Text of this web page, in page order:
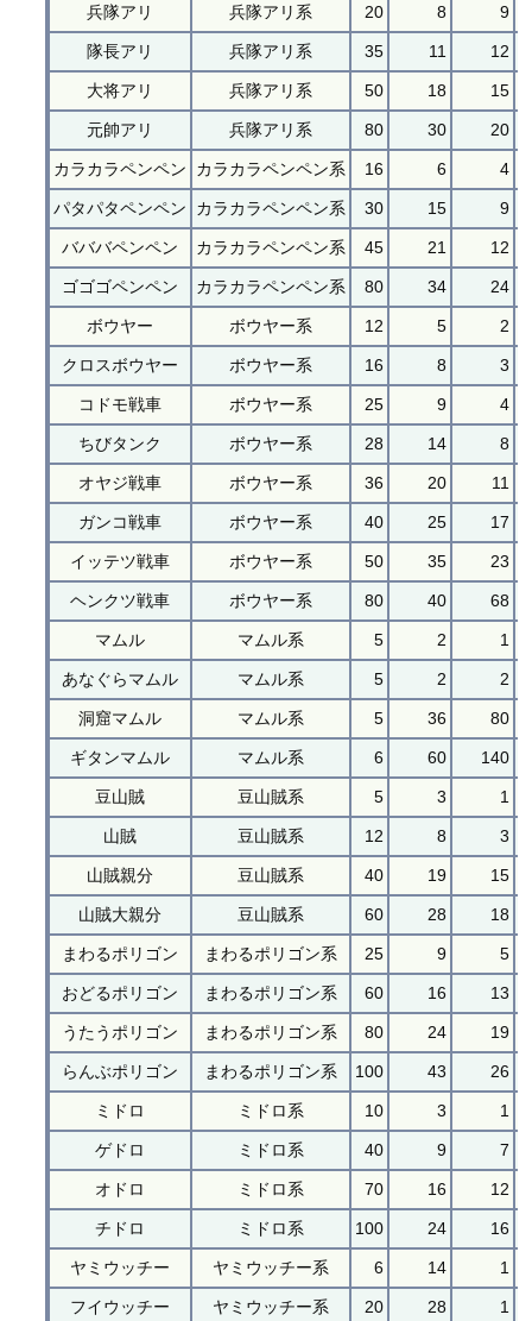
兵隊アリ 兵隊アリ系 20 8 9
隊長アリ 兵隊アリ系 35 11 12
大将アリ 兵隊アリ系 50 18 15
元帥アリ 兵隊アリ系 80 30 20
カラカラペンペン カラカラペンペン系 16 6 4
パタパタペンペン カラカラペンペン系 30 15 9
バババペンペン カラカラペンペン系 45 21 12
ゴゴゴペンペン カラカラペンペン系 80 34 24
ボウヤー ボウヤー系 12 5 2
クロスボウヤー ボウヤー系 16 8 3
コドモ戦車 ボウヤー系 25 9 4
ちびタンク ボウヤー系 28 14 8
オヤジ戦車 ボウヤー系 36 20 11
ガンコ戦車 ボウヤー系 40 25 17
イッテツ戦車 ボウヤー系 50 35 23
ヘンクツ戦車 ボウヤー系 80 40 68
マムル マムル系 5 2 1
あなぐらマムル マムル系 5 2 2
洞窟マムル マムル系 5 36 80
ギタンマムル マムル系 6 60 140
豆山賊 豆山賊系 5 3 1
山賊 豆山賊系 12 8 3
山賊親分 豆山賊系 40 19 15
山賊大親分 豆山賊系 60 28 18
まわるポリゴン まわるポリゴン系 25 9 5
おどるポリゴン まわるポリゴン系 60 16 13
うたうポリゴン まわるポリゴン系 80 24 19
らんぶポリゴン まわるポリゴン系 100 43 26
ミドロ ミドロ系 10 3 1
ゲドロ ミドロ系 40 9 7
オドロ ミドロ系 70 16 12
チドロ ミドロ系 100 24 16
ヤミウッチー ヤミウッチー系 6 14 1
フイウッチー ヤミウッチー系 20 28 1